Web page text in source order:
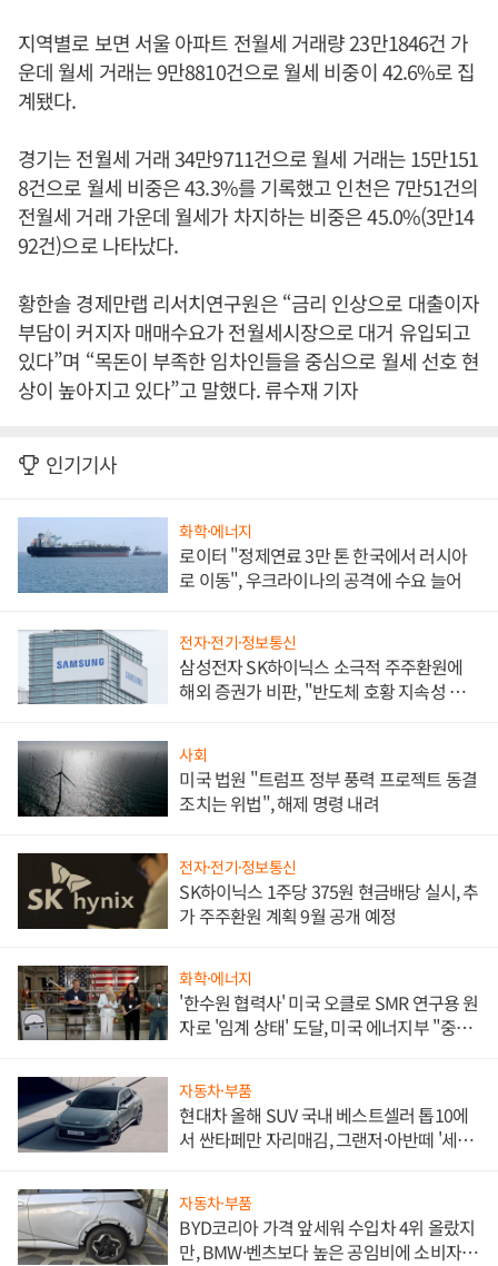
지역별로 보면 서울 아파트 전월세 거래량 23만1846건 가
운데 월세 거래는 9만8810건으로 월세 비중이 42.6%로 집
계됐다.
경기는 전월세 거래 34만9711건으로 월세 거래는 15만151
8건으로 월세 비중은 43.3%를 기록했고 인천은 7만51건의
전월세 거래 가운데 월세가 차지하는 비중은 45.0%(3만14
92건)으로 나타났다.
황한솔 경제만랩 리서치연구원은 “금리 인상으로 대출이자
부담이 커지자 매매수요가 전월세시장으로 대거 유입되고
있다”며 “목돈이 부족한 임차인들을 중심으로 월세 선호 현
상이 높아지고 있다”고 말했다. 류수재 기자
인기기사
화학·에너지
로이터 "정제연료 3만 톤 한국에서 러시아
로 이동", 우크라이나의 공격에 수요 늘어
전자·전기·정보통신
삼성전자 SK하이닉스 소극적 주주환원에
해외 증권가 비판, "반도체 호황 지속성 의
사회
미국 법원 "트럼프 정부 풍력 프로젝트 동결
조치는 위법", 해제 명령 내려
전자·전기·정보통신
SK하이닉스 1주당 375원 현금배당 실시, 추
가 주주환원 계획 9월 공개 예정
화학·에너지
'한수원 협력사' 미국 오클로 SMR 연구용 원
자로 '임계 상태' 도달, 미국 에너지부 "중요
자동차·부품
현대차 올해 SUV 국내 베스트셀러 톱10에
서 싼타페만 자리매김, 그랜저·아반떼 '세단
자동차·부품
BYD코리아 가격 앞세워 수입차 4위 올랐지
만, BMW·벤츠보다 높은 공임비에 소비자